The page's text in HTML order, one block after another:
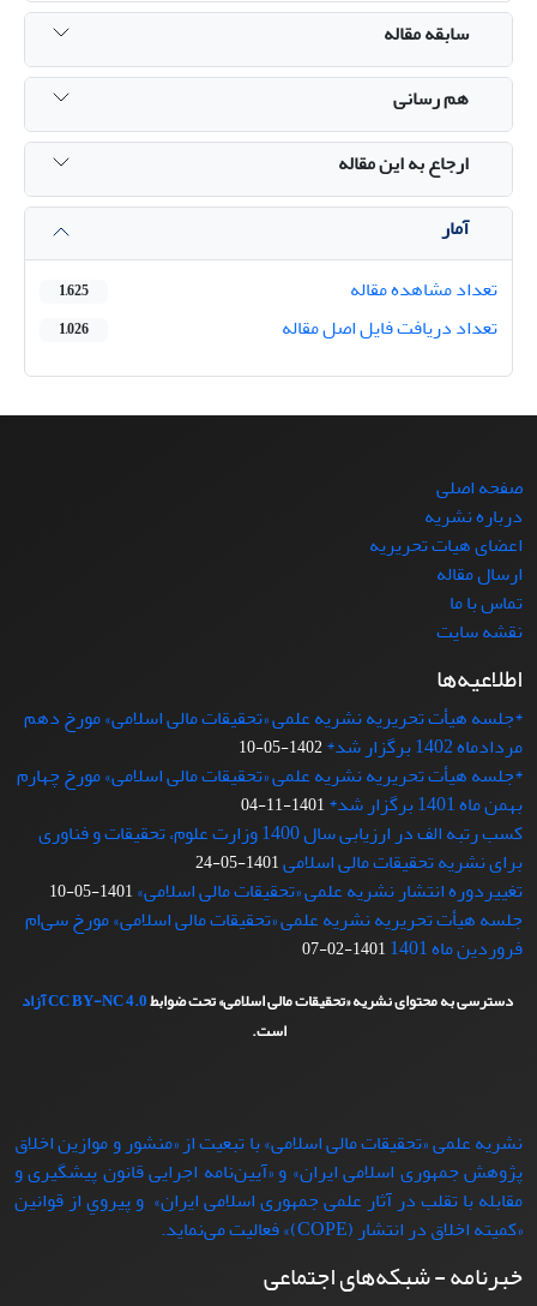
سابقه مقاله
هم رسانی
ارجاع به این مقاله
آمار
تعداد مشاهده مقاله
1,625
تعداد دریافت فایل اصل مقاله 1,026
صفحه اصلی
درباره نشریه
اعضای هیات تحریریه
ارسال مقاله
تماس با ما
نقشه سایت
اطلاعیه‌ها
*جلسه هیأت تحریریه نشریه علمی «تحقیقات مالی اسلامی» مورخ دهم
مردادماه 1402 برگزار شد*
1402-05-10
*جلسه هیأت تحریریه نشریه علمی «تحقیقات مالی اسلامی» مورخ چهارم
بهمن ماه 1401 برگزار شد*
1401-11-04
کسب رتبه الف در ارزیابی سال 1400 وزارت علوم، تحقیقات و فناوری
برای نشریه تحقیقات مالی اسلامی1401-05-24
تغییردوره انتشار نشریه علمی «تحقیقات‌ مالی‌ اسلامی»1401-05-10
جلسه هیأت تحریریه نشریه علمی «تحقیقات مالی اسلامی» مورخ سی‌ام
فروردین ماه 1401
1401-02-07
دسترسی به محتوای نشریه «تحقیقات مالی اسلامی» تحت ضوابطCC BY-NC 4.0آزاد
است.
نشریه علمی «تحقیقات مالی اسلامی» با تبعيت از «منشور و موازین اخلاق
پژوهش جمهوری اسلامی ایران» و «آیین‌نامه اجرایی قانون پیشگیری و
مقابله با تقلب در آثار علمی جمهوری اسلامی ایران» و پيروي از قوانين
«کمیته اخلاق در انتشار (COPE)» فعاليت می‌نماید.
خبرنامه - شبکه‌های اجتماعی